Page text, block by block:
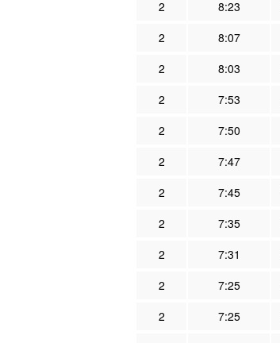
2
8:23
2
8:07
2
8:03
2
7:53
2
7:50
2
7:47
2
7:45
2
7:35
2
7:31
2
7:25
2
7:25